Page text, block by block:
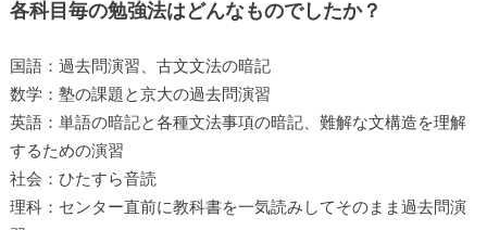
各科目毎の勉強法はどんなものでしたか？
国語：過去問演習、古文文法の暗記
数学：塾の課題と京大の過去問演習
英語：単語の暗記と各種文法事項の暗記、難解な文構造を理解
するための演習
社会：ひたすら音読
理科：センター直前に教科書を一気読みしてそのまま過去問演